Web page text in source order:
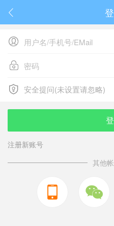



 安全提问(未设置请忽略)
安全提问(未设置请忽略)
注册新账号
其他
 